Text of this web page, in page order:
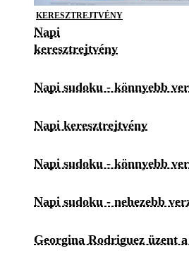
KERESZTREJTVÉNY
Napi
keresztrejtvény
Napi sudoku - könnyebb
Napi keresztrejtvény
Napi sudoku - könnyebb
Napi sudoku - nehezebb
Georgina Rodriguez üzent